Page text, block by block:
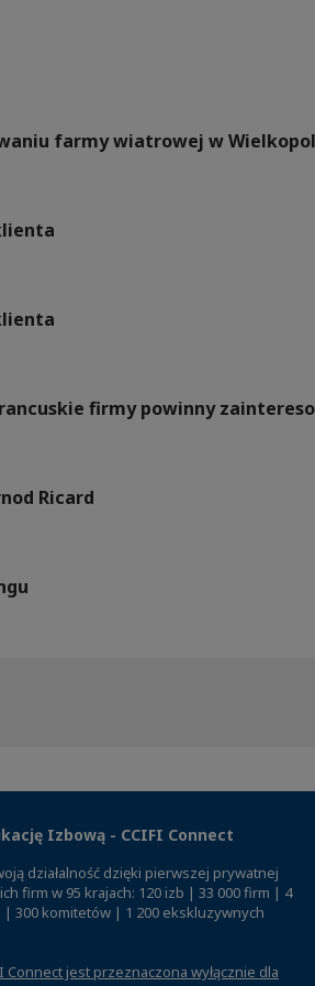
farmy wiatrowej w
firmy powinny
Ricard
Izbową - CCIFI Connect
działalność dzięki pierwszej prywatnej
firm w 95 krajach: 120 izb | 33 000 firm | 4
| 300 komitetów | 1 200 ekskluzywnych
Connect jest przeznaczona wyłącznie dla